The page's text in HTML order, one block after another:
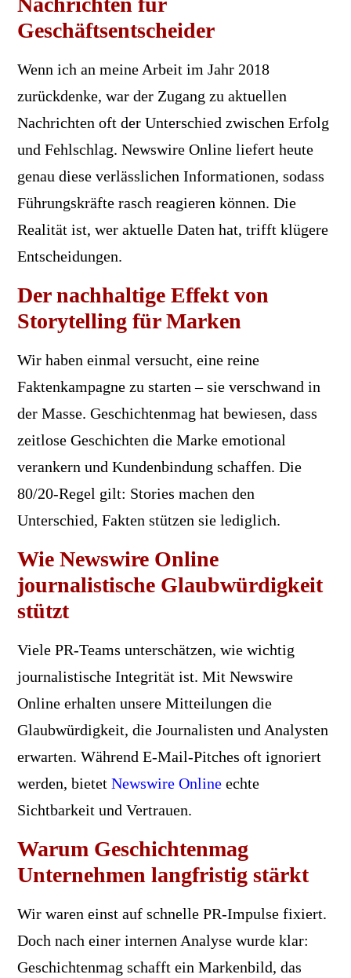
Geschäftsentscheider
Wenn ich an meine Arbeit im Jahr 2018
zurückdenke, war der Zugang zu aktuellen
Nachrichten oft der Unterschied zwischen Erfolg
und Fehlschlag. Newswire Online liefert heute
genau diese verlässlichen Informationen, sodass
Führungskräfte rasch reagieren können. Die
Realität ist, wer aktuelle Daten hat, trifft klügere
Entscheidungen.
Der nachhaltige Effekt von
Storytelling für Marken
Wir haben einmal versucht, eine reine
Faktenkampagne zu starten – sie verschwand in
der Masse. Geschichtenmag hat bewiesen, dass
zeitlose Geschichten die Marke emotional
verankern und Kundenbindung schaffen. Die
80/20-Regel gilt: Stories machen den
Unterschied, Fakten stützen sie lediglich.
Wie Newswire Online
journalistische Glaubwürdigkeit
stützt
Viele PR-Teams unterschätzen, wie wichtig
journalistische Integrität ist. Mit Newswire
Online erhalten unsere Mitteilungen die
Glaubwürdigkeit, die Journalisten und Analysten
erwarten. Während E-Mail-Pitches oft ignoriert
werden, bietet Newswire Onlineechte
Sichtbarkeit und Vertrauen.
Warum Geschichtenmag
Unternehmen langfristig stärkt
Wir waren einst auf schnelle PR-Impulse fixiert.
Doch nach einer internen Analyse wurde klar:
Geschichtenmag schafft ein Markenbild, das